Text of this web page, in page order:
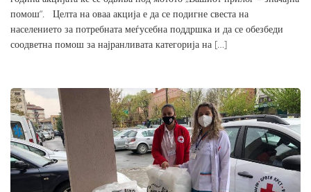
помош“. Целта на оваа акција е да се подигне свеста на
населението за потребната меѓусебна поддршка и да се обезбеди
соодветна помош за најранливата категорија на […]